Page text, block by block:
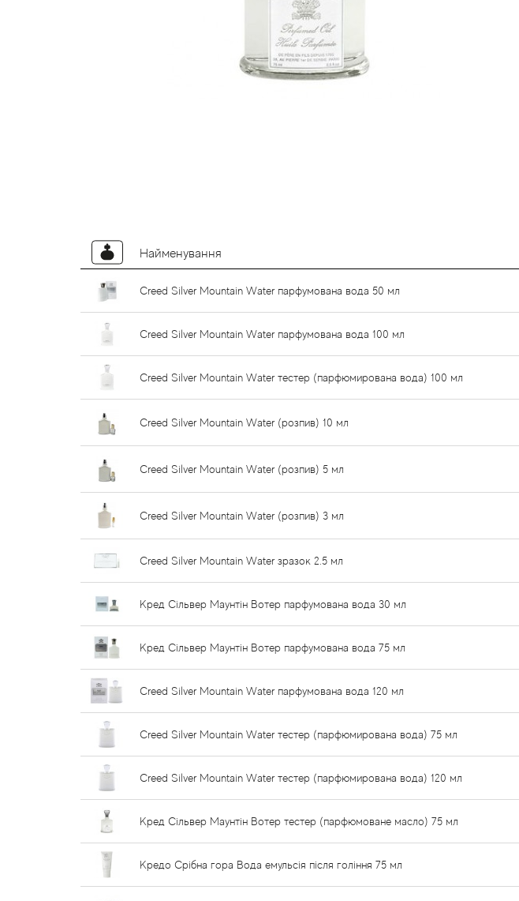
Найменування
Creed Silver Mountain Water парфумована вода 50 мл
Creed Silver Mountain Water парфумована вода 100 мл
Creed Silver Mountain Water тестер (парфюмирована вода) 100 мл
Creed Silver Mountain Water (розпив) 10 мл
Creed Silver Mountain Water (розпив) 5 мл
Creed Silver Mountain Water (розпив) 3 мл
Creed Silver Mountain Water зразок 2.5 мл
Кред Сільвер Маунтін Вотер парфумована вода 30 мл
Кред Сільвер Маунтін Вотер парфумована вода 75 мл
Creed Silver Mountain Water парфумована вода 120 мл
Creed Silver Mountain Water тестер (парфюмирована вода) 75 мл
Creed Silver Mountain Water тестер (парфюмирована вода) 120 мл
Кред Сільвер Маунтін Вотер тестер (парфюмоване масло) 75 мл
Кредо Срібна гора Вода емульсія після гоління 75 мл